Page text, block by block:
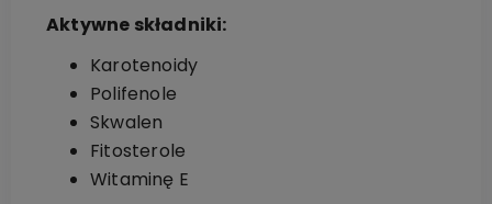
Aktywne składniki:
Karotenoidy
Polifenole
Skwalen
Fitosterole
Witaminę E